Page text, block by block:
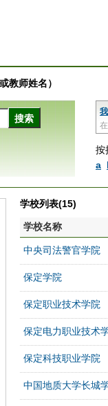
教师姓名）
按
a
学校列表(15)
学校名称
中央司法警官学院
保定学院
保定职业技术学院
保定电力职业技术
保定科技职业学院
中国地质大学长城